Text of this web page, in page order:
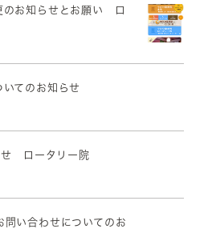
のお知らせとお願い ロ
てのお知らせ
ロータリー院
問い合わせについてのお